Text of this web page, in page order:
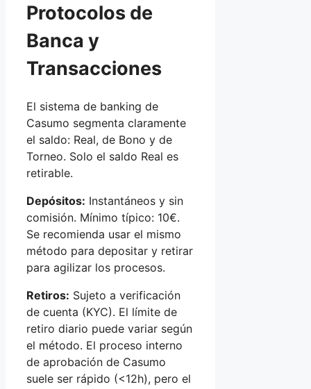
Protocolos de
Banca y
Transacciones
El sistema de banking de
Casumo segmenta claramente
el saldo: Real, de Bono y de
Torneo. Solo el saldo Real es
retirable.
Depósitos: Instantáneos y sin
comisión. Mínimo típico: 10€.
Se recomienda usar el mismo
método para depositar y retirar
para agilizar los procesos.
Retiros: Sujeto a verificación
de cuenta (KYC). El límite de
retiro diario puede variar según
el método. El proceso interno
de aprobación de Casumo
suele ser rápido (<12h), pero el